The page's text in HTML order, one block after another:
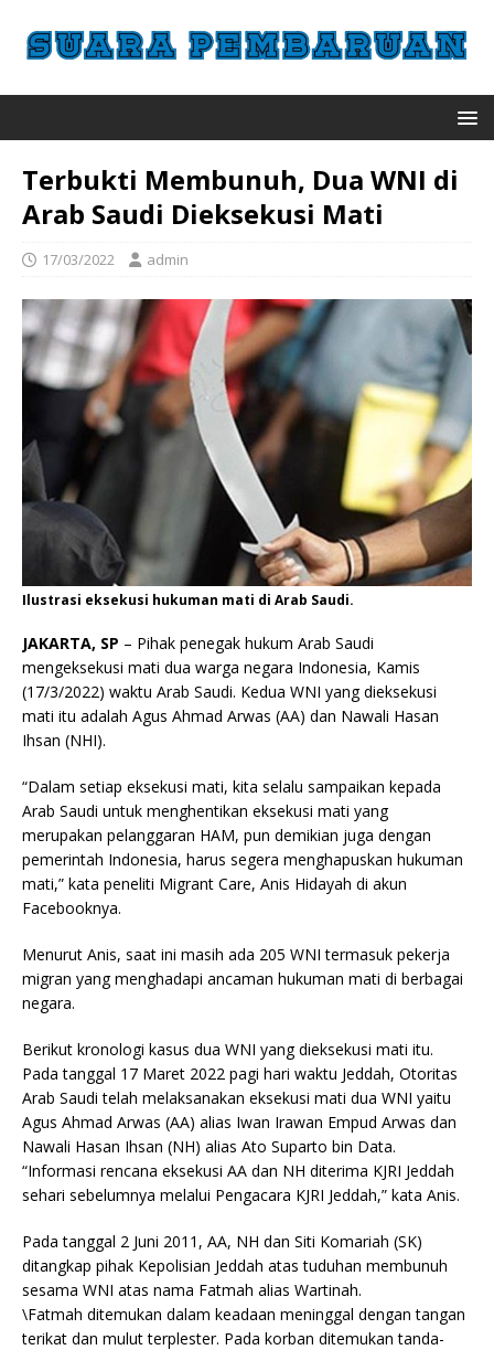
Terbukti Membunuh, Dua WNI di
Arab Saudi Dieksekusi Mati
17/03/2022 admin
Ilustrasi eksekusi hukuman mati di Arab Saudi.
JAKARTA, SP – Pihak penegak hukum Arab Saudi
mengeksekusi mati dua warga negara Indonesia, Kamis
(17/3/2022) waktu Arab Saudi. Kedua WNI yang dieksekusi
mati itu adalah Agus Ahmad Arwas (AA) dan Nawali Hasan
Ihsan (NHI).
“Dalam setiap eksekusi mati, kita selalu sampaikan kepada
Arab Saudi untuk menghentikan eksekusi mati yang
merupakan pelanggaran HAM, pun demikian juga dengan
pemerintah Indonesia, harus segera menghapuskan hukuman
mati,” kata peneliti Migrant Care, Anis Hidayah di akun
Facebooknya.
Menurut Anis, saat ini masih ada 205 WNI termasuk pekerja
migran yang menghadapi ancaman hukuman mati di berbagai
negara.
Berikut kronologi kasus dua WNI yang dieksekusi mati itu.
Pada tanggal 17 Maret 2022 pagi hari waktu Jeddah, Otoritas
Arab Saudi telah melaksanakan eksekusi mati dua WNI yaitu
Agus Ahmad Arwas (AA) alias Iwan Irawan Empud Arwas dan
Nawali Hasan Ihsan (NH) alias Ato Suparto bin Data.
“Informasi rencana eksekusi AA dan NH diterima KJRI Jeddah
sehari sebelumnya melalui Pengacara KJRI Jeddah,” kata Anis.
Pada tanggal 2 Juni 2011, AA, NH dan Siti Komariah (SK)
ditangkap pihak Kepolisian Jeddah atas tuduhan membunuh
sesama WNI atas nama Fatmah alias Wartinah.
\Fatmah ditemukan dalam keadaan meninggal dengan tangan
terikat dan mulut terplester. Pada korban ditemukan tanda-